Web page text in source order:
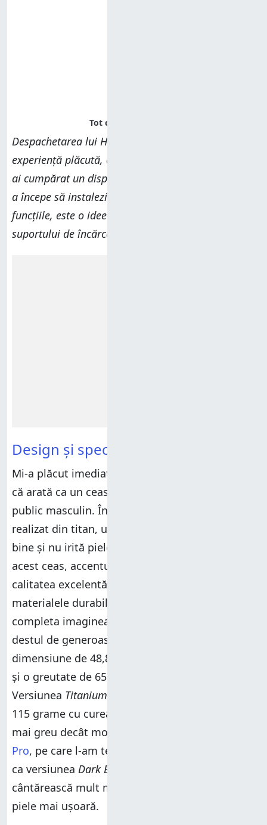
Despachetarea lui HUAWEI Watch 4 Pro este o
experiență plăcută, care te face să simți că tocmai
ai cumpărat un dispozitiv premium. Iar înainte de
a începe să instalezi ceasul și să-i configurezi toate
funcțiile, este o idee bună să-l încarci cu ajutorul
suportului de încărcare inclus în pachet.
Design și specificații hardware
Mi-a plăcut imediat
că arată ca un ceas clasic conceput pentru un
public masculin. În primul rând, corpul său este
realizat din titan, un material durabil care arată
bine și nu irită pielea. Dacă te uiți cu atenție la
acest ceas, accentul pus de HUAWEI pe
calitatea excelentă a construcției și pe
materialele durabile este evident. Pentru a
completa imaginea, dimensiunile sale sunt
destul de generoase:
dimensiune de 48,8 mm x 47,6 mm x 12,9 mm
și o greutate de 65 de grame fără curea.
Versiunea Titanium
115 grame cu cureaua atașată, ceea ce-l face
mai greu decât modelul
Pro, pe care l-am testat anul trecut. Mă aștept
ca versiunea Dark Brown
cântărească mult mai puțin datorită curelei din
piele mai ușoară.